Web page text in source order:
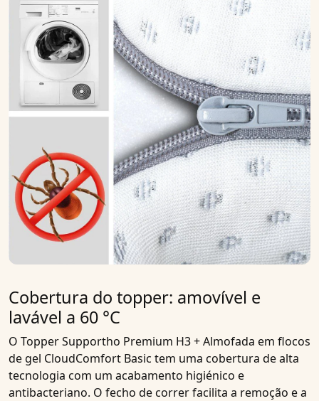
Cobertura do topper: amovível e
lavável a 60 °C
O Topper Supportho Premium H3 + Almofada em flocos
de gel CloudComfort Basic tem uma cobertura de alta
tecnologia com um acabamento higiénico e
antibacteriano. O fecho de correr facilita a remoção e a